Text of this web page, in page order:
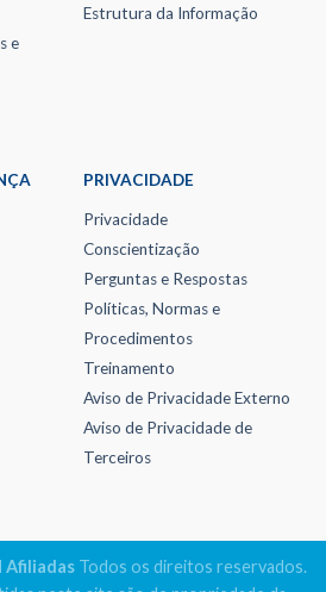
e
Estrutura da Informação
PRIVACIDADE
Privacidade
Conscientização
Perguntas e Respostas
Políticas, Normas e
Procedimentos
Treinamento
Aviso de Privacidade Externo
Aviso de Privacidade de
Terceiros
Afiliadas Todos os direitos reservados.